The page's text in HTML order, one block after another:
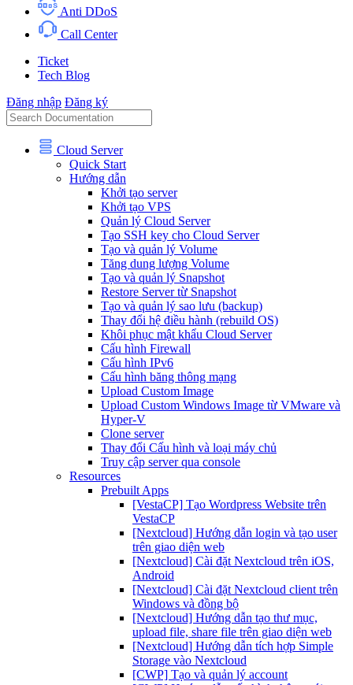
Anti DDoS
Call Center
Ticket
Tech Blog
Đăng nhập Đăng ký
Cloud Server
Quick Start
Hướng dẫn
Khởi tạo server
Khởi tạo VPS
Quản lý Cloud Server
Tạo SSH key cho Cloud Server
Tạo và quản lý Volume
Tăng dung lượng Volume
Tạo và quản lý Snapshot
Restore Server từ Snapshot
Tạo và quản lý sao lưu (backup)
Thay đổi hệ điều hành (rebuild OS)
Khôi phục mật khẩu Cloud Server
Cấu hình Firewall
Cấu hình IPv6
Cấu hình băng thông mạng
Upload Custom Image
Upload Custom Windows Image từ VMware và
Hyper-V
Clone server
Thay đổi Cấu hình và loại máy chủ
Truy cập server qua console
Resources
Prebuilt Apps
[VestaCP] Tạo Wordpress Website trên
VestaCP
[Nextcloud] Hướng dẫn login và tạo user
trên giao diện web
[Nextcloud] Cài đặt Nextcloud trên iOS,
Android
[Nextcloud] Cài đặt Nextcloud client trên
Windows và đồng bộ
[Nextcloud] Hướng dẫn tạo thư mục,
upload file, share file trên giao diện web
[Nextcloud] Hướng dẫn tích hợp Simple
Storage vào Nextcloud
[CWP] Tạo và quản lý account